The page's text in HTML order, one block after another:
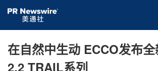
在自然中生动 ECCO发布
2.2 TRAIL系列